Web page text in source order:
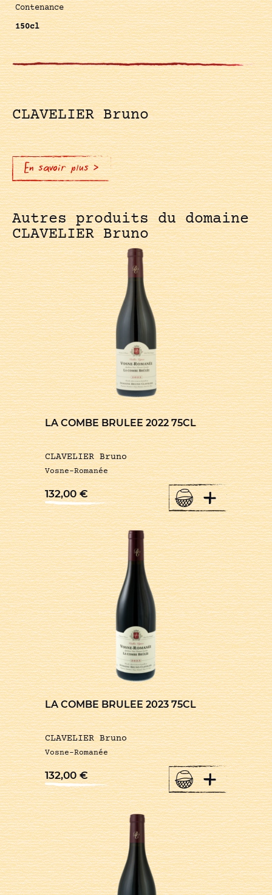
Contenance
150cl
CLAVELIER Bruno
En savoir plus >
Autres produits du domaine
CLAVELIER Bruno
LA COMBE BRULEE 2022 75CL
CLAVELIER Bruno
Vosne-Romanée
132,00€ +
LA COMBE BRULEE 2023 75CL
CLAVELIER Bruno
Vosne-Romanée
132,00€ +